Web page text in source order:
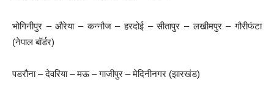
भोगिनीपुर – औरेया – कन्नौज – हरदोई – सीतापुर – लखीमपुर – गौरीफंटा
(नेपाल बॉर्डर)
पडरौना – देवरिया – मऊ – गाजीपुर – मेदिनीनगर (झारखंड)